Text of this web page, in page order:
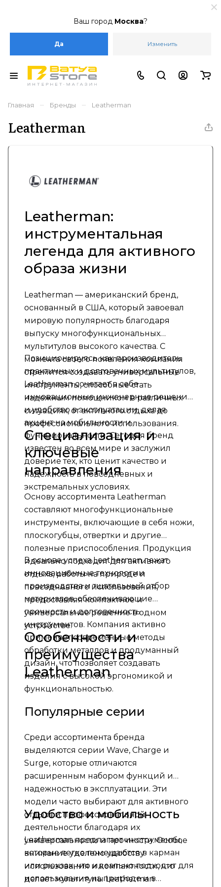
Ваш город Москва?
Да Изменить
Главная – Бренды – Leatherman
Leatherman
Leatherman:
инструментальная
легенда для активного
образа жизни
Leatherman — американский бренд,
основанный в США, который завоевал
мировую популярность благодаря
выпуску многофункциональных
мультитулов высокого качества. С
момента своего появления компания
стремится создавать универсальные
инструменты, способные стать
надежным помощником в различных
ситуациях, от активного отдыха до
профессионального использования.
Позиционируясь как производитель
практичных и долговечных мультитулов,
Leatherman сочетает в себе
инновационные инженерные решения
и удобство в эксплуатации, делая
акцент на мобильности и
функциональности. Сегодня бренд
известен во всем мире и заслужил
доверие тех, кто ценит качество и
надежность в повседневных и
экстремальных условиях.
Специализация и
ключевые
направления
Основу ассортимента Leatherman
составляют многофункциональные
инструменты, включающие в себя ножи,
плоскогубцы, отвертки и другие
полезные приспособления. Продукция
идеально подходит для активного
отдыха, работы на природе и
повседневного использования,
предоставляя компактное и
универсальное решение в одном
устройстве.
В основе успеха Leatherman лежат
инновационные технологии
производства и тщательный отбор
материалов, обеспечивающие
прочность и долговечность
инструментов. Компания активно
применяет современные методы
обработки металлов и продуманный
дизайн, что позволяет создавать
изделия с высокой эргономикой и
функциональностью.
Особенности и
преимущества
Leatherman
Популярные серии
Среди ассортимента бренда
выделяются серии Wave, Charge и
Surge, которые отличаются
расширенным набором функций и
надежностью в эксплуатации. Эти
модели часто выбирают для активного
отдыха и профессиональной
деятельности благодаря их
универсальности и прочности. Особое
внимание уделено удобству
использования и компактности, что
делает мультитулы Leatherman
Удобство и мобильность
Leatherman предлагает инструменты,
которые легко помещаются в карман
или рюкзак, что идеально подходит для
использования на природе и в